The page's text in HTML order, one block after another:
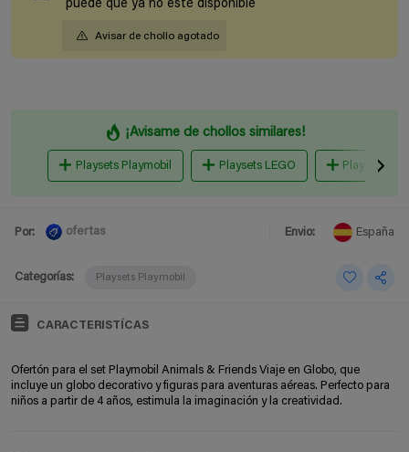
puede que ya no esté disponible
Avisar de chollo agotado
¡Avisame de chollos similares!
Playsets Playmobil Playsets LEGO Playsets
Por: ofertas Envio: España
Categorías: Playsets Playmobil
CARACTERISTÍCAS
Ofertón para el set Playmobil Animals & Friends Viaje en Globo, que
incluye un globo decorativo y figuras para aventuras aéreas. Perfecto para
niños a partir de 4 años, estimula la imaginación y la creatividad.